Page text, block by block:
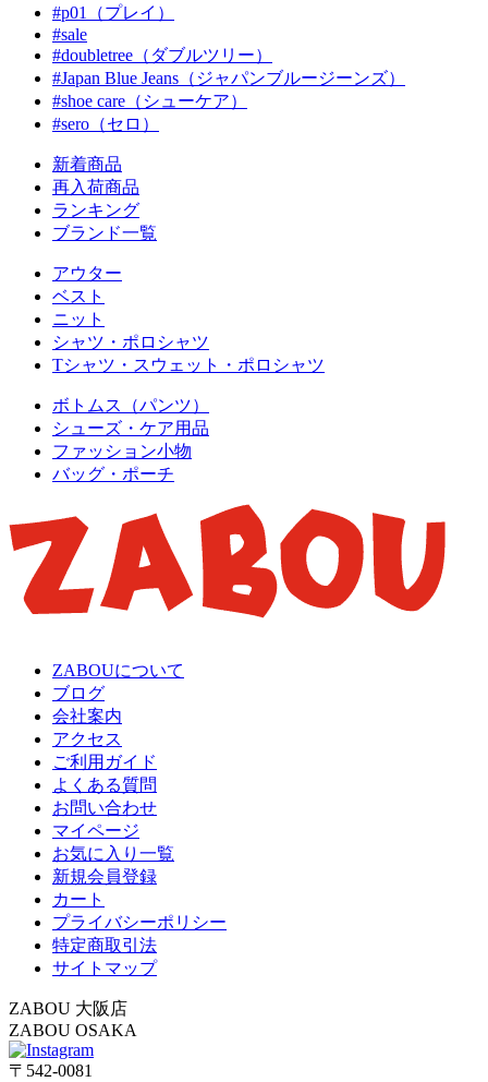
#p01（プレイ）
#sale
#doubletree（ダブルツリー）
#Japan Blue Jeans（ジャパンブルージーンズ）
#shoe care（シューケア）
#sero（セロ）
新着商品
再入荷商品
ランキング
ブランド一覧
アウター
ベスト
ニット
シャツ・ポロシャツ
Tシャツ・スウェット・ポロシャツ
ボトムス（パンツ）
シューズ・ケア用品
ファッション小物
バッグ・ポーチ
ZABOUについて
ブログ
会社案内
アクセス
ご利用ガイド
よくある質問
お問い合わせ
マイページ
お気に入り一覧
新規会員登録
カート
プライバシーポリシー
特定商取引法
サイトマップ
ZABOU 大阪店
ZABOU OSAKA
〒542-0081